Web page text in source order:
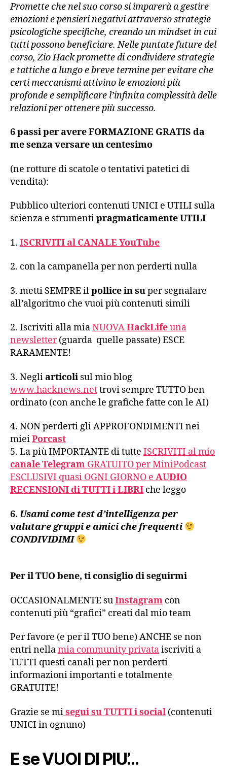
Promette che nel suo corso si imparerà a gestire
emozioni e pensieri negativi attraverso strategie
psicologiche specifiche, creando un mindset in cui
tutti possono beneficiare. Nelle puntate future del
corso, Zio Hack promette di condividere strategie
e tattiche a lungo e breve termine per evitare che
certi meccanismi attivino le emozioni più
profonde e semplificare l’infinita complessità delle
relazioni per ottenere più successo.
6 passi per avere FORMAZIONE GRATIS da
me senza versare un centesimo
(ne rotture di scatole o tentativi patetici di
vendita):
Pubblico ulteriori contenuti UNICI e UTILI sulla
scienza e strumentipragmaticamenteUTILI
1. ISCRIVITI al CANALE YouTube
2. con la campanella per non perderti nulla
3. metti SEMPRE ilpollice in super segnalare
all’algoritmo che vuoi più contenuti simili
2. Iscriviti alla miaNUOVAHackLifeuna
newsletter(guarda quelle passate) ESCE
RARAMENTE!
3. Negliarticoli sul mio blog
www.hacknews.nettrovi sempre TUTTO ben
ordinato (con anche le grafiche fatte con le AI)
4. NON perderti gli APPROFONDIMENTI nei
mieiPorcast
5. La più IMPORTANTE di tutte ISCRIVITI al mio
canale Telegram GRATUITO per MiniPodcast
ESCLUSIVI quasi OGNI GIORNO e AUDIO
RECENSIONI di TUTTI i LIBRI che leggo
6. Usami come test d’intelligenza per
valutare gruppi e amici che frequenti
CONDIVIDIMI
Per il TUO bene, ti consiglio di seguirmi
OCCASIONALMENTE suInstagram con
contenuti più “grafici” creati dal mio team
Per favore (e per il TUO bene) ANCHE se non
entri nellamia community privataiscriviti a
TUTTI questi canali per non perderti
informazioni importanti e totalmente
GRATUITE!
Grazie se misegui su TUTTI i social (contenuti
UNICI in ognuno)
E se VUOI DI PIU’…